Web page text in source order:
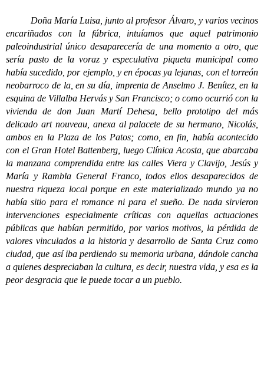
Doña María Luisa, junto al profesor Álvaro, y varios vecinos
encariñados con la fábrica, intuíamos que aquel patrimonio
paleoindustrial único desaparecería de una momento a otro, que
sería pasto de la voraz y especulativa piqueta municipal como
había sucedido, por ejemplo, y en épocas ya lejanas, con el torreón
neobarroco de la, en su día, imprenta de Anselmo J. Benítez, en la
esquina de Villalba Hervás y San Francisco; o como ocurrió con la
vivienda de don Juan Martí Dehesa, bello prototipo del más
delicado art nouveau, anexa al palacete de su hermano, Nicolás,
ambos en la Plaza de los Patos; como, en fin, había acontecido
con el Gran Hotel Battenberg, luego Clínica Acosta, que abarcaba
la manzana comprendida entre las calles Viera y Clavijo, Jesús y
María y Rambla General Franco, todos ellos desaparecidos de
nuestra riqueza local porque en este materializado mundo ya no
había sitio para el romance ni para el sueño. De nada sirvieron
intervenciones especialmente críticas con aquellas actuaciones
públicas que habían permitido, por varios motivos, la pérdida de
valores vinculados a la historia y desarrollo de Santa Cruz como
ciudad, que así iba perdiendo su memoria urbana, dándole cancha
a quienes despreciaban la cultura, es decir, nuestra vida, y esa es la
peor desgracia que le puede tocar a un pueblo.